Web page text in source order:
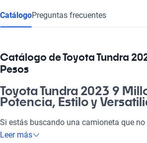
CatálogoPreguntas frecuentes
Catálogo de Toyota Tundra
Pesos
Toyota Tundra 2023 9
Potencia, Estilo y
Si estás buscando una camioneta que
sino que también esté equipada con
Leer más